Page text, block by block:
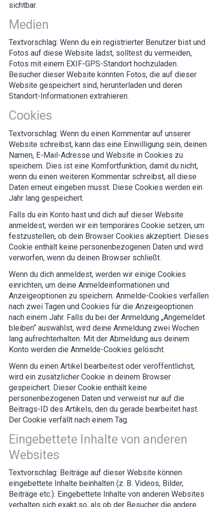
sichtbar.
Medien
Textvorschlag: Wenn du ein registrierter Benutzer bist und
Fotos auf diese Website lädst, solltest du vermeiden,
Fotos mit einem EXIF-GPS-Standort hochzuladen.
Besucher dieser Website könnten Fotos, die auf dieser
Website gespeichert sind, herunterladen und deren
Standort-Informationen extrahieren.
Cookies
Textvorschlag: Wenn du einen Kommentar auf unserer
Website schreibst, kann das eine Einwilligung sein, deinen
Namen, E-Mail-Adresse und Website in Cookies zu
speichern. Dies ist eine Komfortfunktion, damit du nicht,
wenn du einen weiteren Kommentar schreibst, all diese
Daten erneut eingeben musst. Diese Cookies werden ein
Jahr lang gespeichert.
Falls du ein Konto hast und dich auf dieser Website
anmeldest, werden wir ein temporäres Cookie setzen, um
festzustellen, ob dein Browser Cookies akzeptiert. Dieses
Cookie enthält keine personenbezogenen Daten und wird
verworfen, wenn du deinen Browser schließt.
Wenn du dich anmeldest, werden wir einige Cookies
einrichten, um deine Anmeldeinformationen und
Anzeigeoptionen zu speichern. Anmelde-Cookies verfallen
nach zwei Tagen und Cookies für die Anzeigeoptionen
nach einem Jahr. Falls du bei der Anmeldung „Angemeldet
bleiben“ auswählst, wird deine Anmeldung zwei Wochen
lang aufrechterhalten. Mit der Abmeldung aus deinem
Konto werden die Anmelde-Cookies gelöscht.
Wenn du einen Artikel bearbeitest oder veröffentlichst,
wird ein zusätzlicher Cookie in deinem Browser
gespeichert. Dieser Cookie enthält keine
personenbezogenen Daten und verweist nur auf die
Beitrags-ID des Artikels, den du gerade bearbeitet hast.
Der Cookie verfällt nach einem Tag.
Eingebettete Inhalte von anderen
Websites
Textvorschlag: Beiträge auf dieser Website können
eingebettete Inhalte beinhalten (z. B. Videos, Bilder,
Beiträge etc.). Eingebettete Inhalte von anderen Websites
verhalten sich exakt so, als ob der Besucher die andere